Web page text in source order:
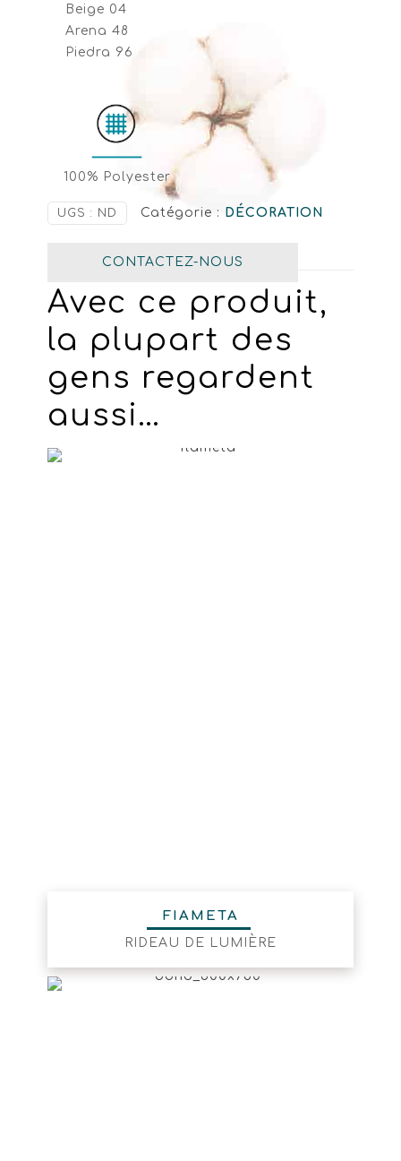
Beige 04
Arena 48
Piedra 96
100% Polyester
UGS : ND Catégorie : DÉCORATION
CONTACTEZ-NOUS
Avec ce produit,
la plupart des
gens regardent
aussi…
FIAMETA
RIDEAU DE LUMIÈRE